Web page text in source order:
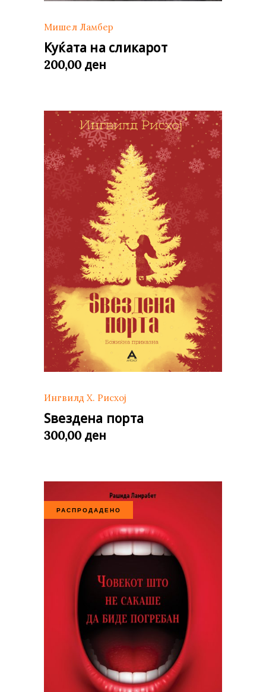
Мишел Ламбер
Куќата на сликарот
200,00 ден
Ингвилд Х. Рисхој
Ѕвездена порта
300,00 ден
РАСПРОДАДЕНО